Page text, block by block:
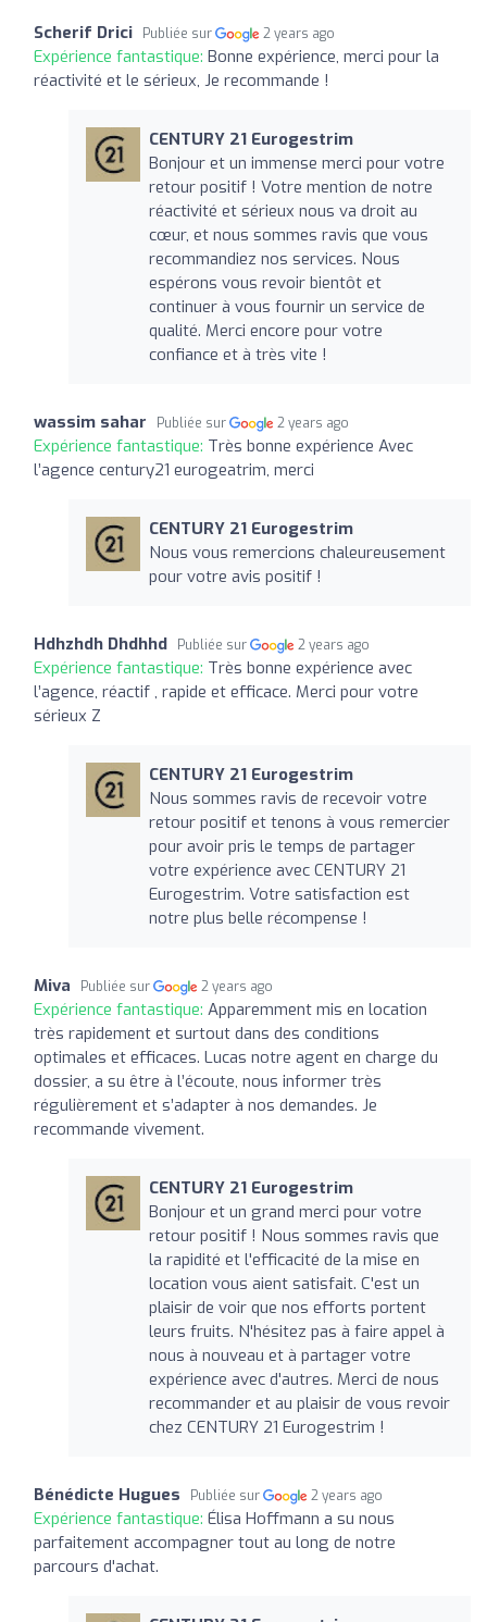
Scherif Drici Publiée sur 2 years ago
Expérience fantastique: Bonne expérience, merci pour la
réactivité et le sérieux, Je recommande !
CENTURY 21 Eurogestrim
Bonjour et un immense merci pour votre
retour positif ! Votre mention de notre
réactivité et sérieux nous va droit au
cœur, et nous sommes ravis que vous
recommandiez nos services. Nous
espérons vous revoir bientôt et
continuer à vous fournir un service de
qualité. Merci encore pour votre
confiance et à très vite !
wassim sahar Publiée sur 2 years ago
Expérience fantastique: Très bonne expérience Avec
l’agence century21 eurogeatrim, merci
CENTURY 21 Eurogestrim
Nous vous remercions chaleureusement
pour votre avis positif !
Hdhzhdh Dhdhhd Publiée sur 2 years ago
Expérience fantastique: Très bonne expérience avec
l’agence, réactif , rapide et efficace. Merci pour votre
sérieux Z
CENTURY 21 Eurogestrim
Nous sommes ravis de recevoir votre
retour positif et tenons à vous remercier
pour avoir pris le temps de partager
votre expérience avec CENTURY 21
Eurogestrim. Votre satisfaction est
notre plus belle récompense !
Miva Publiée sur 2 years ago
Expérience fantastique: Apparemment mis en location
très rapidement et surtout dans des conditions
optimales et efficaces. Lucas notre agent en charge du
dossier, a su être à l’écoute, nous informer très
régulièrement et s’adapter à nos demandes. Je
recommande vivement.
CENTURY 21 Eurogestrim
Bonjour et un grand merci pour votre
retour positif ! Nous sommes ravis que
la rapidité et l'efficacité de la mise en
location vous aient satisfait. C'est un
plaisir de voir que nos efforts portent
leurs fruits. N'hésitez pas à faire appel à
nous à nouveau et à partager votre
expérience avec d'autres. Merci de nous
recommander et au plaisir de vous revoir
chez CENTURY 21 Eurogestrim !
Bénédicte Hugues Publiée sur 2 years ago
Expérience fantastique: Élisa Hoffmann a su nous
parfaitement accompagner tout au long de notre
parcours d'achat.